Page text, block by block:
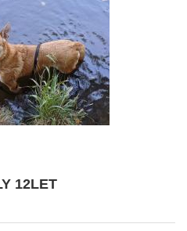
12LET